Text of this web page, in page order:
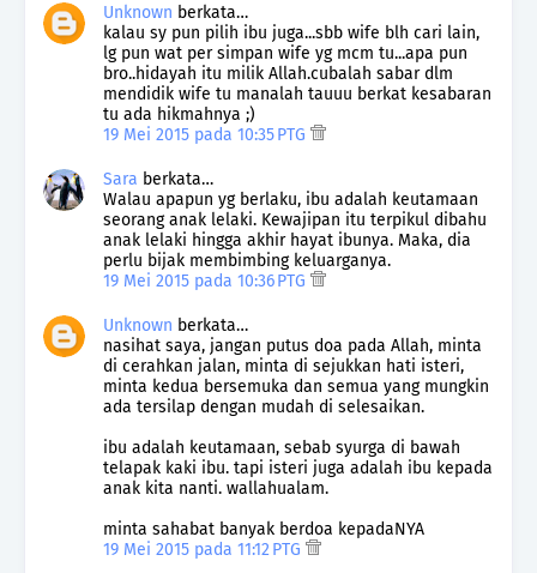
Unknown berkata…
kalau sy pun pilih ibu juga...sbb wife blh cari lain,
lg pun wat per simpan wife yg mcm tu...apa pun
bro..hidayah itu milik Allah.cubalah sabar dlm
mendidik wife tu manalah tauuu berkat kesabaran
tu ada hikmahnya ;)
19 Mei 2015 pada 10:35 PTG
Sara berkata…
Walau apapun yg berlaku, ibu adalah keutamaan
seorang anak lelaki. Kewajipan itu terpikul dibahu
anak lelaki hingga akhir hayat ibunya. Maka, dia
perlu bijak membimbing keluarganya.
19 Mei 2015 pada 10:36 PTG
Unknown berkata…
nasihat saya, jangan putus doa pada Allah, minta
di cerahkan jalan, minta di sejukkan hati isteri,
minta kedua bersemuka dan semua yang mungkin
ada tersilap dengan mudah di selesaikan.
ibu adalah keutamaan, sebab syurga di bawah
telapak kaki ibu. tapi isteri juga adalah ibu kepada
anak kita nanti. wallahualam.
minta sahabat banyak berdoa kepadaNYA
19 Mei 2015 pada 11:12 PTG